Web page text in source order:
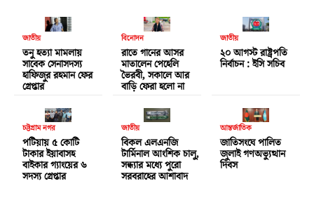
জাতীয়
তনু হত্যা মামলায়
সাবেক সেনাসদস্য
হাফিজুর রহমান ফের
গ্রেপ্তার
বিনোদন
রাতে গানের আসর
মাতালেন পেহেলি
ভৈরবী, সকালে আর
বাড়ি ফেরা হলো না
জাতীয়
২০ আগস্ট রাষ্ট্রপতি
নির্বাচন : ইসি সচিব
চট্টগ্রাম নগর
পটিয়ায় ৫ কোটি
টাকার ইয়াবাসহ
বাইকার গ্যাংয়ের ৬
সদস্য গ্রেপ্তার
জাতীয়
বিকল এলএনজি
টার্মিনাল আংশিক চালু,
সন্ধ্যার মধ্যে পুরো
সরবরাহের আশাবাদ
আন্তর্জাতিক
জাতিসংঘে পালিত
জুলাই গণঅভ্যুত্থান
দিবস